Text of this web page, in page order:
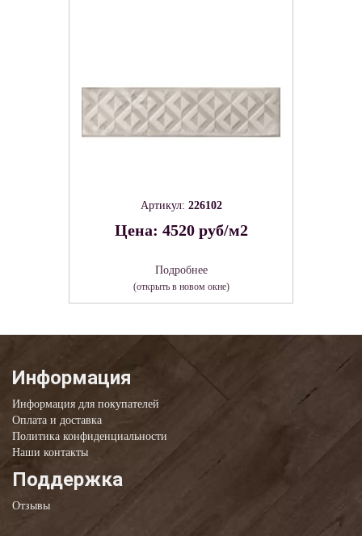
Артикул: 226102
Цена: 4520 руб/м2
Подробнее
(открыть в новом окне)
Информация
Информация для покупателей
Оплата и доставка
Политика конфиденциальности
Наши контакты
Поддержка
Отзывы